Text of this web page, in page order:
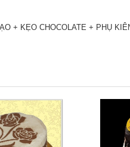
+ KẸO CHOCOLATE + PHỤ